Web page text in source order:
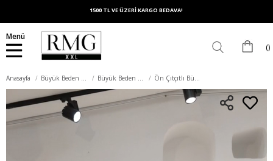
1500 TL VE ÜZERİ KARGO BEDAVA!
Menü
Anasayfa Büyük Beden Üst Giyim Büyük Beden Tişört Ön Çıtçıtlı Büyük Beden Kaşkorse Atlet Siyah